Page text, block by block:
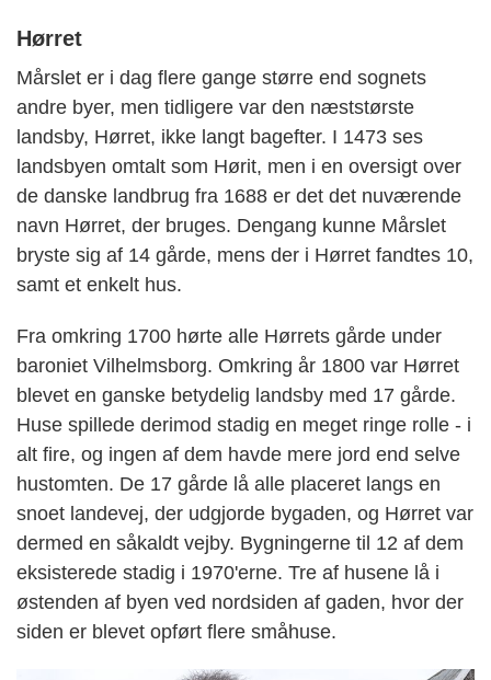
Hørret
Mårslet er i dag flere gange større end sognets
andre byer, men tidligere var den næststørste
landsby, Hørret, ikke langt bagefter. I 1473 ses
landsbyen omtalt som Hørit, men i en oversigt over
de danske landbrug fra 1688 er det det nuværende
navn Hørret, der bruges. Dengang kunne Mårslet
bryste sig af 14 gårde, mens der i Hørret fandtes 10,
samt et enkelt hus.
Fra omkring 1700 hørte alle Hørrets gårde under
baroniet Vilhelmsborg. Omkring år 1800 var Hørret
blevet en ganske betydelig landsby med 17 gårde.
Hu­se spillede derimod stadig en meget ringe rolle - i
alt fire, og ingen af dem havde mere jord end selve
hustomten. De 17 gårde lå alle placeret langs en
snoet landevej, der udgjorde bygaden, og Hørret var
dermed en såkaldt vejby. Bygningerne til 12 af dem
eksisterede stadig i 1970'erne. Tre af husene lå i
østenden af byen ved nordsiden af gaden, hvor der
siden er blevet opført flere småhuse.